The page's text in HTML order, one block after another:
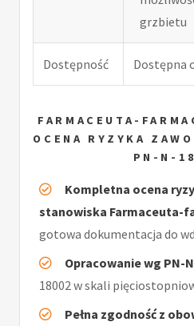
grzbietu
Dostępność Dostępna
FARMACEUTA-
OCENA RYZYKA
PN-N-
Kompletna ocena
stanowiska Farmaceuta-
gotowa dokumentacja do
Opracowanie wg PN-
18002 w skali
Pełna zgodność z